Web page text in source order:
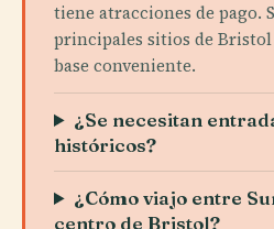
tiene atracciones de pago.
principales sitios de
base conveniente.
¿Se necesitan
históricos?
¿Cómo viajo entre
centro de Bristol?